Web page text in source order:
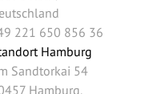
221 650 856 36
Hamburg
Sandtorkai 54
Hamburg,